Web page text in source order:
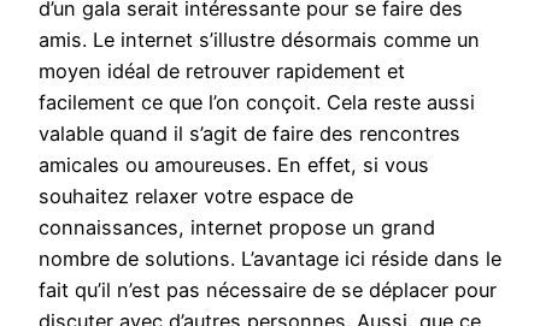
d’un gala serait intéressante pour se faire des
amis. Le internet s’illustre désormais comme un
moyen idéal de retrouver rapidement et
facilement ce que l’on conçoit. Cela reste aussi
valable quand il s’agit de faire des rencontres
amicales ou amoureuses. En effet, si vous
souhaitez relaxer votre espace de
connaissances, internet propose un grand
nombre de solutions. L’avantage ici réside dans le
fait qu’il n’est pas nécessaire de se déplacer pour